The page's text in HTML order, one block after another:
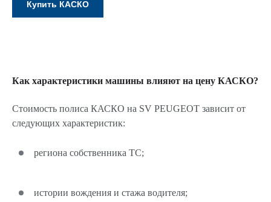
Как характеристики машины влияют на цену КАСКО?
Стоимость полиса КАСКО на SV PEUGEOT зависит от
следующих характеристик:
региона собственника ТС;
истории вождения и стажа водителя;